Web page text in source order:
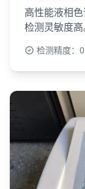
高性能液相
检测灵敏度高
检测精度：